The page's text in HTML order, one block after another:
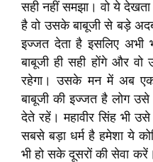
सही नहीं समझा। वो ये
है वो उसके बाबूजी से बड़े
इज्जत देता है इसलिए
बाबूजी ही सही होंगे और
रहेगा। उसके मन में अब
बाबूजी की इज्जत है लोग
देते रहें। महावीर सिंह भी
सबसे बड़ा धर्म है हमेशा ये
भी हो सके दूसरों की सेवा